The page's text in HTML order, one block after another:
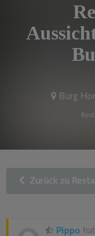
Burg
Zurück zu
Pippo hat
v